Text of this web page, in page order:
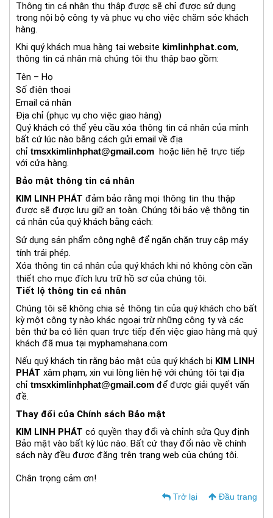
Thông tin cá nhân thu thập được sẽ chỉ được sử dụng
trong nội bộ công ty và phục vụ cho việc chăm sóc khách
hàng.
Khi quý khách mua hàng tại website kimlinhphat.com,
thông tin cá nhân mà chúng tôi thu thập bao gồm:
Tên – Họ
Số điện thoại
Email cá nhân
Địa chỉ (phục vụ cho việc giao hàng)
Quý khách có thể yêu cầu xóa thông tin cá nhân của mình
bất cứ lúc nào bằng cách gửi email về địa
chỉ tmsxkimlinhphat@gmail.com hoặc liên hệ trực tiếp
với cửa hàng.
Bảo mật thông tin cá nhân
KIM LINH PHÁT đảm bảo rằng mọi thông tin thu thập
được sẽ được lưu giữ an toàn. Chúng tôi bảo vệ thông tin
cá nhân của quý khách bằng cách:
Sử dụng sản phẩm công nghệ để ngăn chặn truy cập máy
tính trái phép.
Xóa thông tin cá nhân của quý khách khi nó không còn cần
thiết cho mục đích lưu trữ hồ sơ của chúng tôi.
Tiết lộ thông tin cá nhân
Chúng tôi sẽ không chia sẻ thông tin của quý khách cho bất
kỳ một công ty nào khác ngoại trừ những công ty và các
bên thứ ba có liên quan trực tiếp đến việc giao hàng mà quý
khách đã mua tại myphamahana.com
Nếu quý khách tin rằng bảo mật của quý khách bị KIM LINH
PHÁT xâm phạm, xin vui lòng liên hệ với chúng tôi tại địa
chỉ tmsxkimlinhphat@gmail.com để được giải quyết vấn
đề.
Thay đổi của Chính sách Bảo mật
KIM LINH PHÁT có quyền thay đổi và chỉnh sửa Quy định
Bảo mật vào bất kỳ lúc nào. Bất cứ thay đổi nào về chính
sách này đều được đăng trên trang web của chúng tôi.
Chân trọng cảm ơn!
Trở lại Đầu trang